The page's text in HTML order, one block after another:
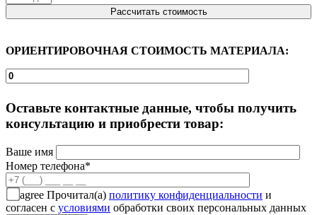
Рассчитать стоимость
ОРИЕНТИРОВОЧНАЯ СТОИМОСТЬ МАТЕРИАЛА:
Оставьте контактные данные, чтобы получить
консультацию и приобрести товар:
Ваше имя
Номер телефона*
agree Прочитал(а) политику конфиденциальности и
согласен с условиями обработки своих персональных данных